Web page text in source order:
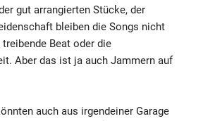
gut arrangierten Stücke, der
bleiben die Songs nicht
Beat oder die
Aber das ist ja auch Jammern auf
auch aus irgendeiner Garage